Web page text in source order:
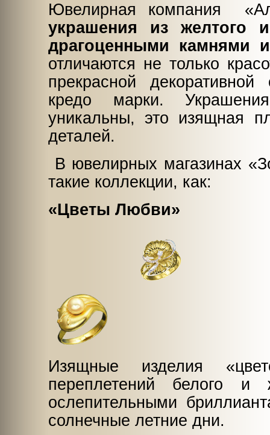
Ювелирная компания
украшения из желтого
драгоценными камнями
отличаются не только
прекрасной
кредо марки.
уникальны, это изящная
деталей.
В ювелирных магазинах
такие коллекции, как:
«Цветы Любви»
Изящные изделия
переплетений белого и
ослепительными
солнечные летние дни.